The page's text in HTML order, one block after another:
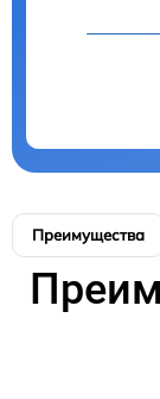
Преимущества